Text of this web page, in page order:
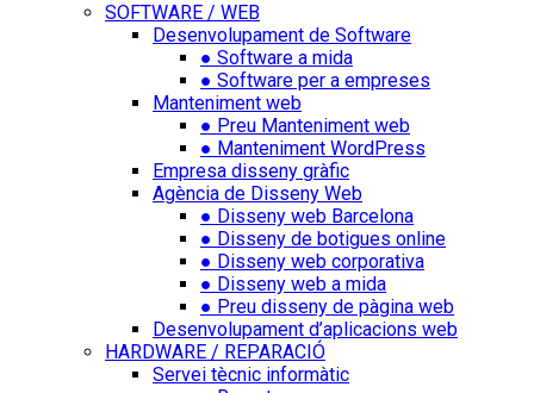
SOFTWARE / WEB
Desenvolupament de Software
● Software a mida
● Software per a empreses
Manteniment web
● Preu Manteniment web
● Manteniment WordPress
Empresa disseny gràfic
Agència de Disseny Web
● Disseny web Barcelona
● Disseny de botigues online
● Disseny web corporativa
● Disseny web a mida
● Preu disseny de pàgina web
Desenvolupament d’aplicacions web
HARDWARE / REPARACIÓ
Servei tècnic informàtic